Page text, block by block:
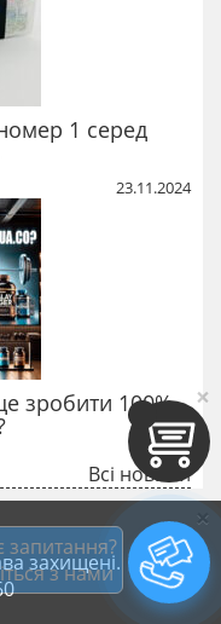
1 серед
23.11.2024
зробити 100%
Всі новини
захищені.
×
запитання?
з нами
×